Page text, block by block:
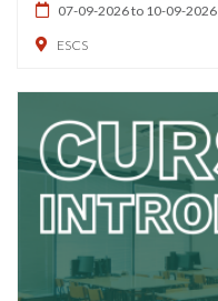
07-09-2026 to 10-09-2026
ESCS